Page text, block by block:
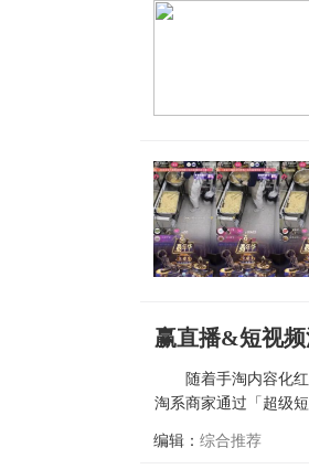
赢直播&短视
随着手淘内容化
淘系商家通过「超级
编辑： 综合推荐